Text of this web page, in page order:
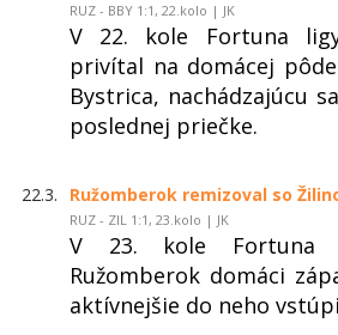
RUZ - BBY 1:1, 22.kolo | JK
V 22. kole Fortuna
privítal na domácej
Bystrica, nachádzajúcu
poslednej priečke.
22.3. Ružomberok remizoval so
RUZ - ZIL 1:1, 23.kolo | JK
V 23. kole Fortuna
Ružomberok domáci
aktívnejšie do neho